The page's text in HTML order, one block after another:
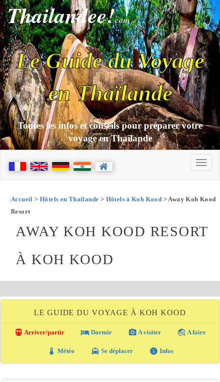
Thailandee!com
Le Guide du Voyage
en Thaïlande
Toutes les infos et conseils pour préparer votre
voyage en Thaïlande
Accueil > Hôtels en Thaïlande > Hôtels à Koh Kood > Away Koh Kood
Resort
AWAY KOH KOOD RESORT
À KOH KOOD
LE GUIDE DU VOYAGE À KOH KOOD
directions_transit Arriver/partir local_hotel Dormir photo_camera A visiter travel_explore A faire
thermostat Météo local_taxi Se déplacer info Infos